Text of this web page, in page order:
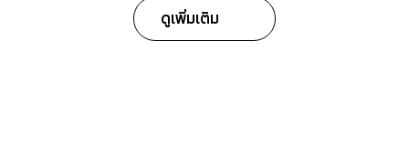
ดูเพิ่มเติม